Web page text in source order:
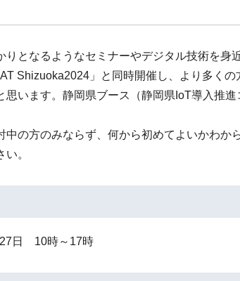
りとなるようなセミナーやデジタル技術を身
Shizuoka2024」と同時開催し、より多く
思います。静岡県ブース（静岡県IoT導入推
の方のみならず、何から初めてよいかわか
。
27日 10時～17時